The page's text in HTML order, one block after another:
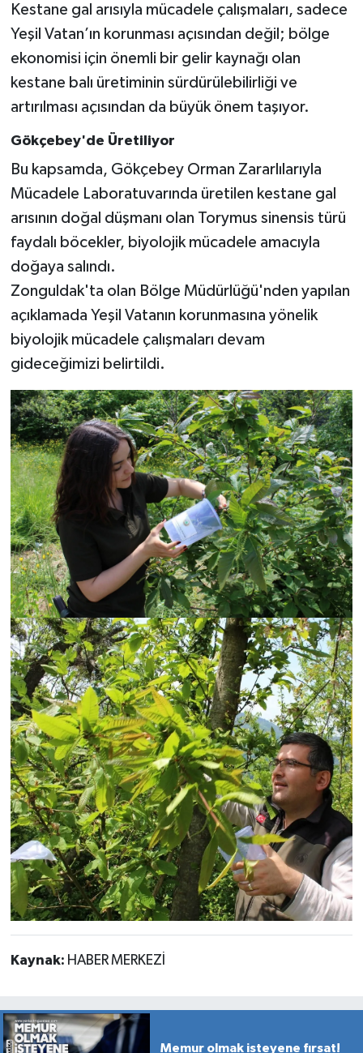
Kestane gal arısıyla mücadele çalışmaları, sadece
Yeşil Vatan’ın korunması açısından değil; bölge
ekonomisi için önemli bir gelir kaynağı olan
kestane balı üretiminin sürdürülebilirliği ve
artırılması açısından da büyük önem taşıyor.
Gökçebey'de Üretiliyor
Bu kapsamda, Gökçebey Orman Zararlılarıyla
Mücadele Laboratuvarında üretilen kestane gal
arısının doğal düşmanı olan Torymus sinensis türü
faydalı böcekler, biyolojik mücadele amacıyla
doğaya salındı.
Zonguldak'ta olan Bölge Müdürlüğü'nden yapılan
açıklamada Yeşil Vatanın korunmasına yönelik
biyolojik mücadele çalışmaları devam
gideceğimizi belirtildi.
Kaynak: HABER MERKEZİ
Memur olmak isteyene fırsat!